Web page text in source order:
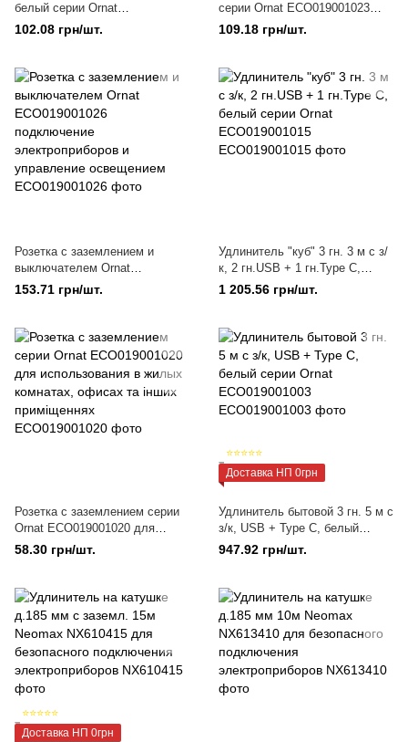
белый серии Ornat
ECO019001025 для
подключения двух приборов к
102.08 грн/шт.
серии Ornat ECO019001023
для подключения сразу двух
электроприборов к одной
109.18 грн/шт.
Розетка с заземлением и
выключателем Ornat
ECO019001026 подключение
электроприборов и управление
153.71 грн/шт.
Удлинитель "куб" 3 гн. 3 м с з/
к, 2 гн.USB + 1 гн.Type C,
белый серии Ornat
ECO019001015
1 205.56 грн/шт.
Розетка с заземлением серии
Ornat ECO019001020 для
использования в жилых
комнатах, офисах та інших
58.30 грн/шт.
⭐⭐⭐⭐⭐
Доставка НП 0грн
Удлинитель бытовой 3 гн. 5 м с
з/к, USB + Type C, белый
серии Ornat ECO019001003
947.92 грн/шт.
⭐⭐⭐⭐⭐
Доставка НП 0грн